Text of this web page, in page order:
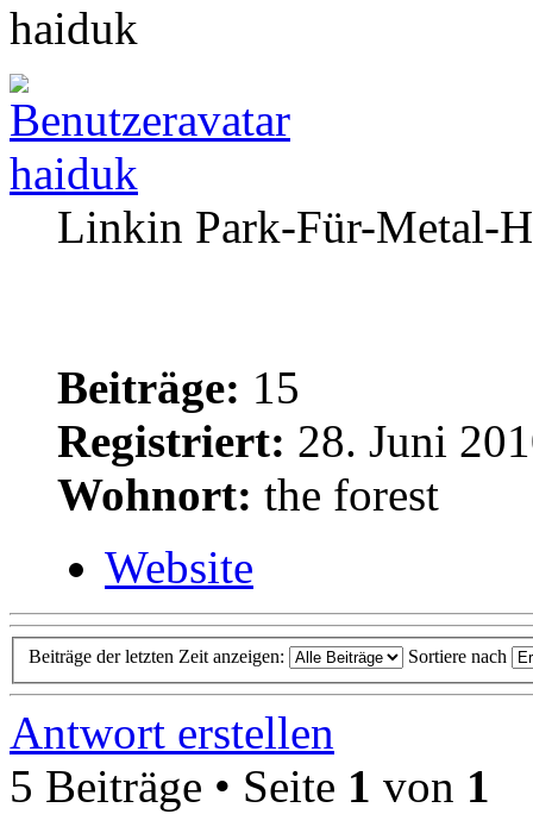
haiduk
haiduk
Linkin Park-Für-Metal-
Beiträge: 15
Registriert: 28. Juni
Wohnort: the forest
Website
Beiträge der letzten Zeit anzeigen: Sortiere nach
Antwort erstellen
5 Beiträge • Seite 1 von 1